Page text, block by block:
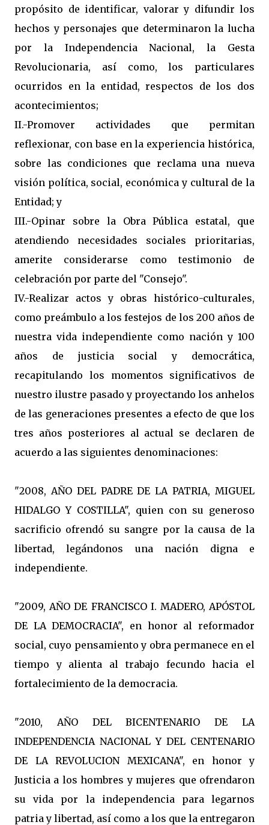
propósito de identificar, valorar y difundir los
hechos y personajes que determinaron la lucha
por la Independencia Nacional, la Gesta
Revolucionaria, así como, los particulares
ocurridos en la entidad, respectos de los dos
acontecimientos;
II.-Promover actividades que permitan
reflexionar, con base en la experiencia histórica,
sobre las condiciones que reclama una nueva
visión política, social, económica y cultural de la
Entidad; y
III.-Opinar sobre la Obra Pública estatal, que
atendiendo necesidades sociales prioritarias,
amerite considerarse como testimonio de
celebración por parte del "Consejo".
IV.-Realizar actos y obras histórico-culturales,
como preámbulo a los festejos de los 200 años de
nuestra vida independiente como nación y 100
años de justicia social y democrática,
recapitulando los momentos significativos de
nuestro ilustre pasado y proyectando los anhelos
de las generaciones presentes a efecto de que los
tres años posteriores al actual se declaren de
acuerdo a las siguientes denominaciones:
"2008, AÑO DEL PADRE DE LA PATRIA, MIGUEL
HIDALGO Y COSTILLA", quien con su generoso
sacrificio ofrendó su sangre por la causa de la
libertad, legándonos una nación digna e
independiente.
"2009, AÑO DE FRANCISCO I. MADERO, APÓSTOL
DE LA DEMOCRACIA", en honor al reformador
social, cuyo pensamiento y obra permanece en el
tiempo y alienta al trabajo fecundo hacia el
fortalecimiento de la democracia.
"2010, AÑO DEL BICENTENARIO DE LA
INDEPENDENCIA NACIONAL Y DEL CENTENARIO
DE LA REVOLUCION MEXICANA", en honor y
Justicia a los hombres y mujeres que ofrendaron
su vida por la independencia para legarnos
patria y libertad, así como a los que la entregaron